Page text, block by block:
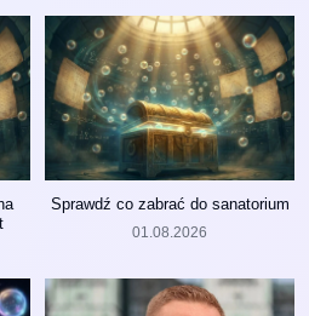
Sprawdź co zabrać do sanatorium
01.08.2026